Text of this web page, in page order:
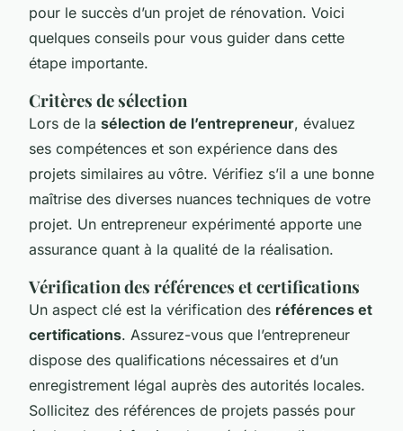
pour le succès d’un projet de rénovation. Voici
quelques conseils pour vous guider dans cette
étape importante.
Critères de sélection
Lors de la sélection de l’entrepreneur, évaluez
ses compétences et son expérience dans des
projets similaires au vôtre. Vérifiez s’il a une bonne
maîtrise des diverses nuances techniques de votre
projet. Un entrepreneur expérimenté apporte une
assurance quant à la qualité de la réalisation.
Vérification des références et certifications
Un aspect clé est la vérification des références et
certifications. Assurez-vous que l’entrepreneur
dispose des qualifications nécessaires et d’un
enregistrement légal auprès des autorités locales.
Sollicitez des références de projets passés pour